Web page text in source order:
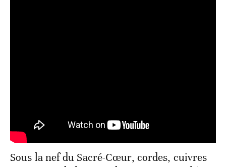
Sous la nef du Sacré-Cœur, cordes, cuivres